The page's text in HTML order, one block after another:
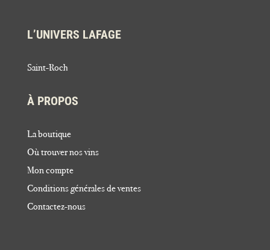
L’UNIVERS LAFAGE
Saint-Roch
À PROPOS
La boutique
Où trouver nos vins
Mon compte
Conditions générales de ventes
Contactez-nous